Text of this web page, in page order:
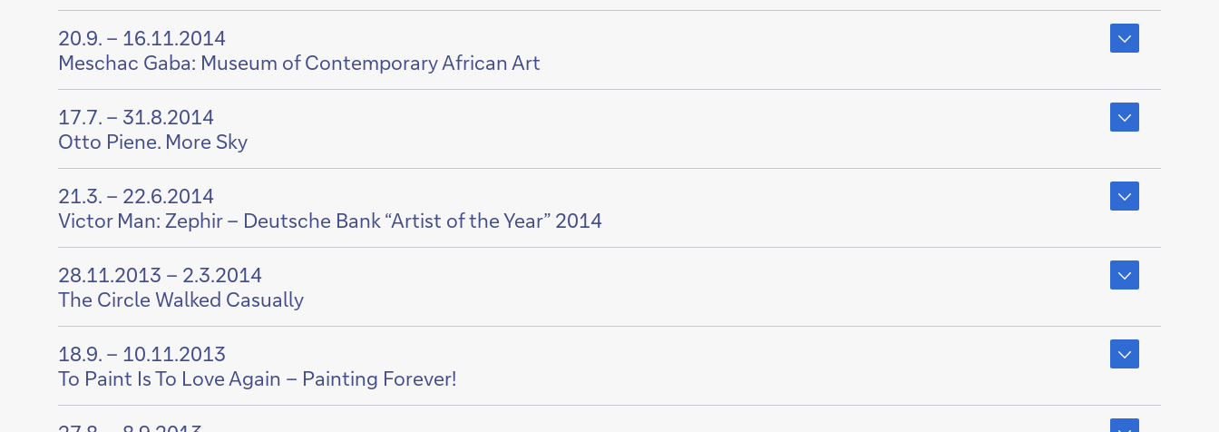
Zeige
Inhalt
von
20.9. – 16.11.2014
Meschac Gaba: Museum of Contemporary African Art
Zeige
Inhalt
von
17.7. – 31.8.2014
Otto Piene. More Sky
Zeige
Inhalt
von
21.3. – 22.6.2014
Victor Man: Zephir – Deutsche Bank “Artist of the Year” 2014
Zeige
Inhalt
von
28.11.2013 – 2.3.2014
The Circle Walked Casually
Zeige
Inhalt
von
18.9. – 10.11.2013
To Paint Is To Love Again – Painting Forever!
Zeige